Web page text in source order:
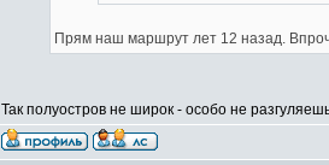
Прям наш маршрут лет 12 назад.
Так полуостров не широк - особо не